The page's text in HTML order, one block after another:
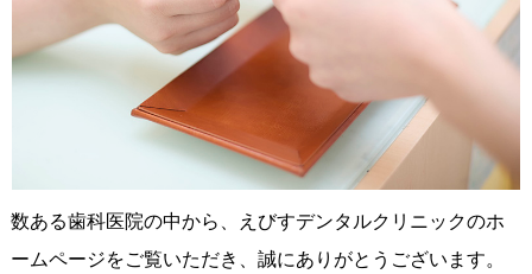
数ある歯科医院の中から、えびすデンタルクリニックのホ
ームページをご覧いただき、誠にありがとうございます。